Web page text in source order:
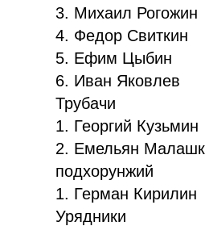
3. Михаил Рогожин
4. Федор Свиткин
5. Ефим Цыбин
6. Иван Яковлев
Трубачи
1. Георгий Кузьмин
2. Емельян
подхорунжий
1. Герман Кирилин
Урядники